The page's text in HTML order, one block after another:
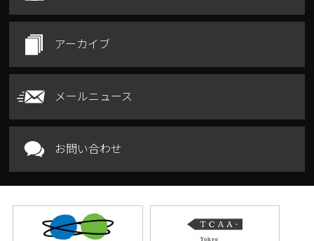
アーカイブ
メールニュース
お問い合わせ